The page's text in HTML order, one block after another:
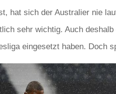
hat sich der Australier nie
sehr wichtig. Auch
eingesetzt haben. Doch